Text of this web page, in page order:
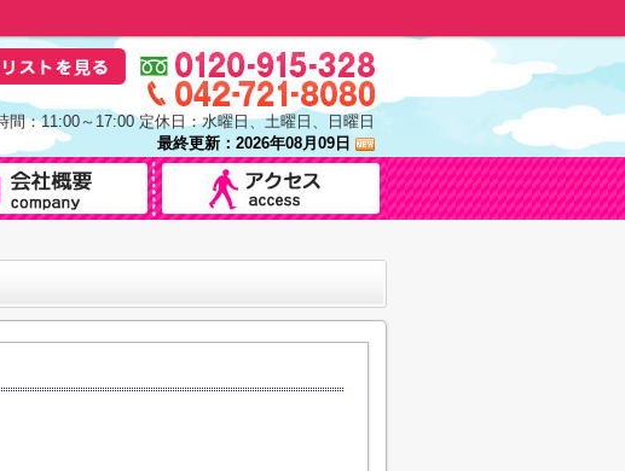
間：11:00～17:00 定休日：水曜日、土曜日、日曜日
最終更新：2026年08月09日